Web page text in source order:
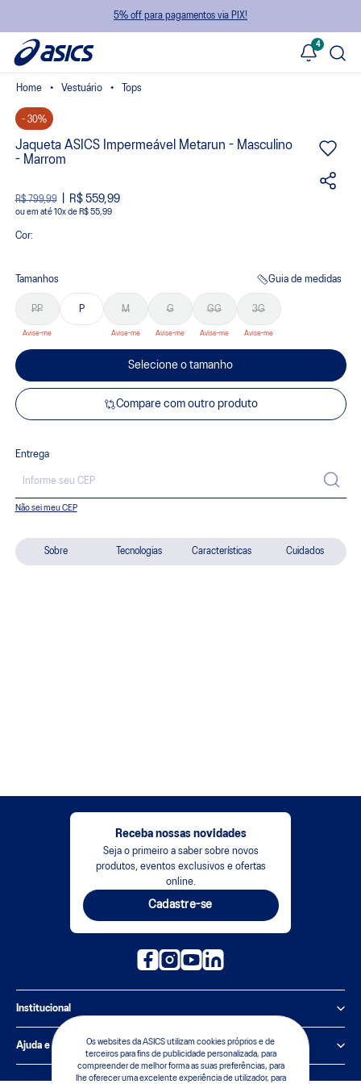
5% off para pagamentos via PIX!
4
Os websites da ASICS utilizam cookies próprios e de
terceiros para fins de publicidade personalizada, para
compreender de melhor forma as suas preferências, para
lhe oferecer uma excelente experiência de utilizador, para
Sobre Tecnologias Características Cuidados
Vestuário Tops
- 30%
Jaqueta ASICS Impermeável Metarun - Masculino
- Marrom
R$ 799,99 R$ 559,99
ou 10xde R$ 55,99
Cor:
Tamanhos Guia de medidas
PP P M G GG 3G
Selecione o tamanho
Compare com outro produto
Entrega
Não sei meu CEP
Receba nossas novidades
Seja o primeiro a saber sobre novos
produtos, eventos exclusivos e ofertas
online.
Cadastre-se
Institucional
Política de Privacidade
Sobre a ASICS
Ajuda e suporte
Central de Relacionamento